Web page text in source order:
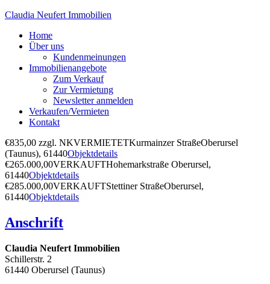
Claudia Neufert Immobilien
Home
Über uns
Kundenmeinungen
Immobilienangebote
Zum Verkauf
Zur Vermietung
Newsletter anmelden
Verkaufen/Vermieten
Kontakt
€835,00 zzgl. NKVERMIETETKurmainzer StraßeOberursel
(Taunus), 61440Objektdetails
€265.000,00VERKAUFTHohemarkstraße Oberursel,
61440Objektdetails
€285.000,00VERKAUFTStettiner StraßeOberursel,
61440Objektdetails
Anschrift
Claudia Neufert Immobilien
Schillerstr. 2
61440 Oberursel (Taunus)